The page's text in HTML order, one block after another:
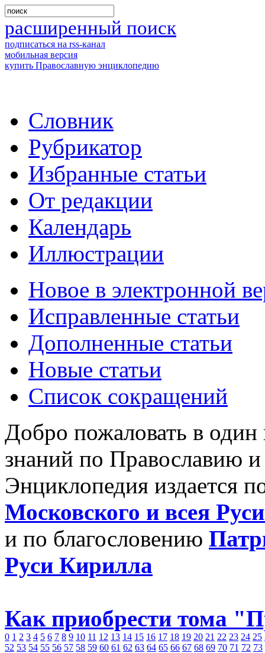
расширенный поиск
подписаться на rss-канал
мобильная версия
купить Православную энциклопедию
Словник
Рубрикатор
Избранные статьи
От редакции
Календарь
Иллюстрации
Новое в электронной
Исправленные статьи
Дополненные статьи
Новые статьи
Список сокращений
Добро пожаловать в
знаний по Православию
Энциклопедия издается
Московского и всея
и по благословению
Руси Кирилла
Как приобрести тома
0 1 2 3 4 5 6 7 8 9 10 11 12 13 14 15 16 17 18 19 20 21 22 23 24 25
52 53 54 55 56 57 58 59 60 61 62 63 64 65 66 67 68 69 70 71 72 73